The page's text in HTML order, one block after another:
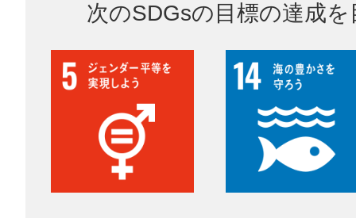
次のSDGsの目標の達成
厚木
八尾